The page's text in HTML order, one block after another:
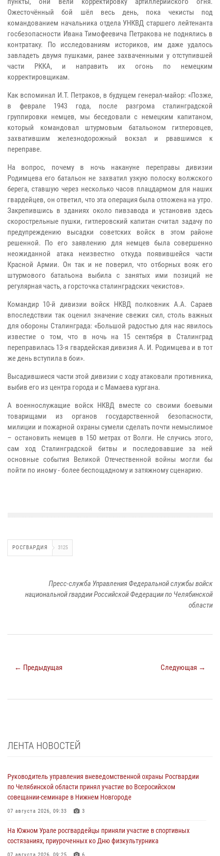
Ожесточённый бой шёл весь день, пока чекисты под
командованием начальника отдела УНКВД старшего лейтенанта
госбезопасности Ивана Тимофеевича Петракова не поднялись в
контратаку. По исследованиям историков, им даже удалось
завладеть двумя пушками, ранее захваченными у отступившей
части РККА, и направить их огонь по немецким
корректировщикам.
Как вспоминал И.Т. Петраков, в будущем генерал-майор: «Позже,
в феврале 1943 года, после разгрома сталинградской
группировки немцев, мы беседовали с немецким капитаном,
который командовал штурмовым батальоном гитлеровцев,
захватившим железнодорожный вокзал и рвавшимся к
переправе.
На вопрос, почему в ночь накануне переправы дивизии
Родимцева его батальон не захватил узкую полоску волжского
берега, ставшую через несколько часов плацдармом для наших
гвардейцев, он ответил, что эта операция была отложена на утро.
Закрепившись в зданиях около пивзавода и установив здесь
скорострельные пушки, гитлеровский капитан считал задачу по
предупреждению высадки советских войск в этом районе
решенной. По его заявлению для немцев была совершенно
неожиданной атака неизвестно откуда появившейся части
Красной Армии. Он так и не поверил, что отборных вояк его
штурмового батальона выбила с занятых ими позиций не
регулярная часть, а горсточка сталинградских чекистов».
Командир 10-й дивизии войск НКВД полковник А.А. Сараев
впоследствии так оценил значение свежих сил, столь важных
для обороны Сталинграда: «Большой радостью для нас явилось
известие о том, что в ночь на 15 сентября в Сталинград
переправилась 13-я гвардейская дивизия А. И. Родимцева и в тот
же день вступила в бои».
Высадившиеся части этой дивизии с ходу атаковали противника,
выбив его из центра города и с Мамаева кургана.
А военнослужащие войск НКВД вместе со своими боевыми
товарищами из органов государственной безопасности,
милиции и пожарной охраны сумели сделать почти немыслимое
– остановить немцев в 150 метрах от Волги. Не случись этого,
сам ход Сталинградской битвы и последовавшие за ней
основные события Великой Отечественной войны могли бы
пойти по иному - более беспощадному и затяжному сценарию.
РОСГВАРДИЯ 3125
Пресс-служба Управления Федеральной службы войск
национальной гвардии Российской Федерации по Челябинской
области
← Предыдущая Следующая →
ЛЕНТА НОВОСТЕЙ
Руководитель управления вневедомственной охраны Росгвардии
по Челябинской области принял участие во Всеросийском
совещании-семинаре в Нижнем Новгороде
07 августа 2026, 09:33 3
На Южном Урале росгвардейцы приняли участие в спортивных
состязаниях, приуроченных ко Дню физкультурника
07 августа 2026, 09:25 6